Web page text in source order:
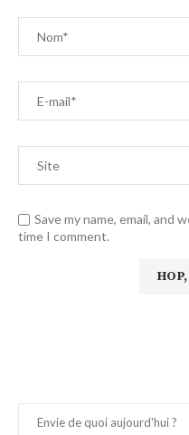
Save my name, email, and
time I comment.